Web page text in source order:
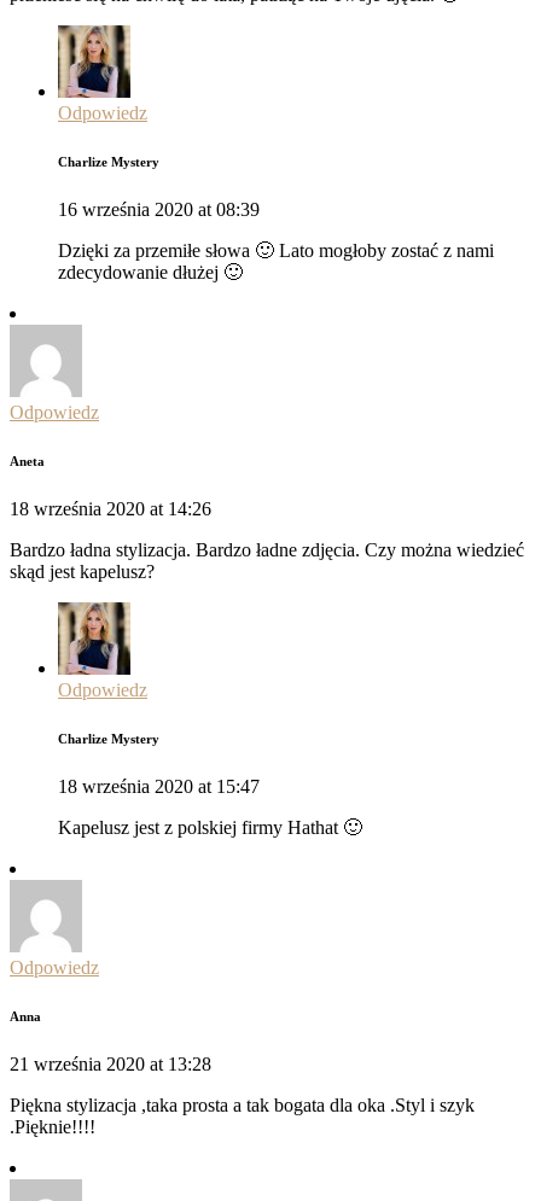
Odpowiedz
Charlize Mystery
16 września 2020 at 08:39
Dzięki za przemiłe słowa 🙂 Lato mogłoby zostać z nami
zdecydowanie dłużej 🙂
Odpowiedz
Aneta
18 września 2020 at 14:26
Bardzo ładna stylizacja. Bardzo ładne zdjęcia. Czy można wiedzieć
skąd jest kapelusz?
Odpowiedz
Charlize Mystery
18 września 2020 at 15:47
Kapelusz jest z polskiej firmy Hathat 🙂
Odpowiedz
Anna
21 września 2020 at 13:28
Piękna stylizacja ,taka prosta a tak bogata dla oka .Styl i szyk
.Pięknie!!!!